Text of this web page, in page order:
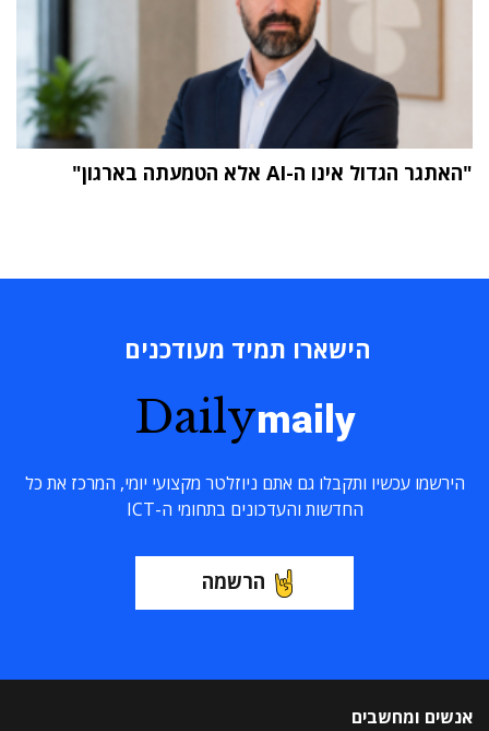
"האתגר הגדול אינו ה-AI אלא הטמעתה בארגון"
הישארו תמיד מעודכנים
Dailymaily
הירשמו עכשיו ותקבלו גם אתם ניוזלטר מקצועי יומי, המרכז את כל
החדשות והעדכונים בתחומי ה-ICT
הרשמה
אנשים ומחשבים